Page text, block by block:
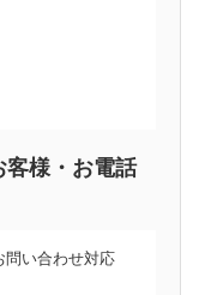
客様・お電話
問い合わせ対応